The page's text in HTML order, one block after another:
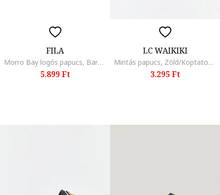
FILA
Morro Bay logós papucs, Barna/Szalmasárga/Jégkék/Halvány rózsaszín
5.899 Ft
LC WAIKIKI
Mintás papucs, Zöld/Koptatott fekete/Kék
3.295 Ft